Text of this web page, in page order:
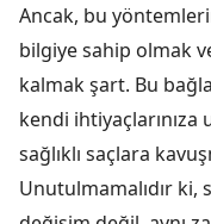
Ancak, bu
bilgiye sahip olmak
kalmak şart. Bu
kendi
sağlıklı saçlara
Unutulmamalıdır ki,